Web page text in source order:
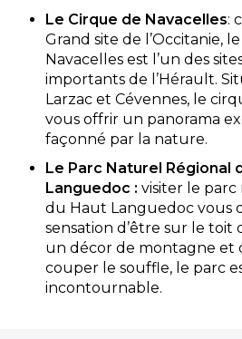
Le Cirque de Navacelles:
Grand site de l’Occitanie,
Navacelles est l’un des
importants de l’Hérault.
Larzac et Cévennes, le
vous offrir un panorama
façonné par la nature.
Le Parc Naturel Régional
Languedoc :visiter le
du Haut Languedoc vous
sensation d’être sur le toit
un décor de montagne et
couper le souffle, le parc
incontournable.
l'endroit qu'il vous faut!
Agde, Hérault , Occitanie
Voir le site
Dès371€ / semaine en
Afficher les
Découvrir
Mobil-home Standard